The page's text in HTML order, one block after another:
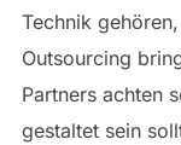
Technik
Outsourcing
Partners achten
gestaltet sein